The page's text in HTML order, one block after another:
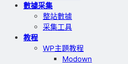
數據采集
整站數據
采集工具
教程
WP主題教程
Modown